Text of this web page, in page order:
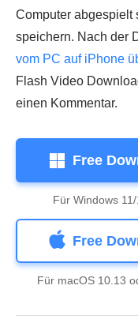
Computer abgespielt
speichern. Nach der
vom PC auf iPhone
Flash Video
einen Kommentar.
Free
Für Windows
Free
Für macOS 10.13